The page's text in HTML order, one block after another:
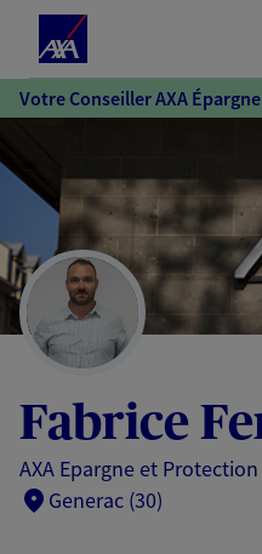
Votre Conseiller AXA
Fabrice
AXA Epargne et Protection
Generac (30)